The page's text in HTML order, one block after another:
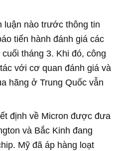
luận nào trước thông tin
tiến hành đánh giá các
tháng 3. Khi đó, công
với cơ quan đánh giá và
hãng ở Trung Quốc vẫn
định về Micron được đưa
và Bắc Kinh đang
Mỹ đã áp hàng loạt